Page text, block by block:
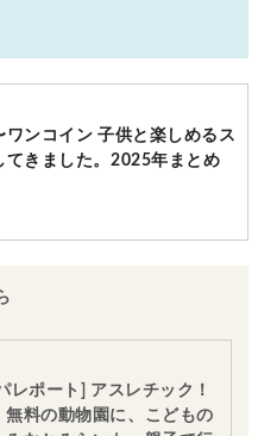
ワンコイン 子供と楽しめるス
てきました。2025年まとめ
レポート] アスレチック！
無料の動物園に、こどもの